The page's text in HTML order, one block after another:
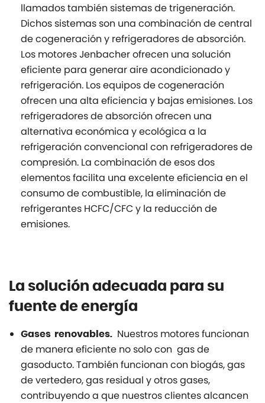
llamados también sistemas de trigeneración.
Dichos sistemas son una combinación de central
de cogeneración y refrigeradores de absorción.
Los motores Jenbacher ofrecen una solución
eficiente para generar aire acondicionado y
refrigeración. Los equipos de cogeneración
ofrecen una alta eficiencia y bajas emisiones. Los
refrigeradores de absorción ofrecen una
alternativa económica y ecológica a la
refrigeración convencional con refrigeradores de
compresión. La combinación de esos dos
elementos facilita una excelente eficiencia en el
consumo de combustible, la eliminación de
refrigerantes HCFC/CFC y la reducción de
emisiones.
La solución adecuada para su
fuente de energía
Gases renovables. Nuestros motores funcionan
de manera eficiente no solo con gas de
gasoducto. También funcionan con biogás, gas
de vertedero, gas residual y otros gases,
contribuyendo a que nuestros clientes alcancen